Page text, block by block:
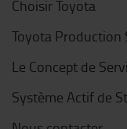
Choisir Toyota
Toyota Production
Le Concept de
Système Actif de